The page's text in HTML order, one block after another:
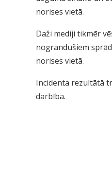
norises vietā.
Daži mediji tikmēr
nograndušiem
norises vietā.
Incidenta rezultātā
darbība.